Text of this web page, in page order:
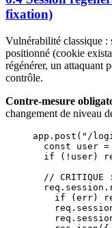
fixation)
Vulnérabilité classique :
positionné (cookie
régénérer, un attaquant
contrôle.
Contre-mesure
changement de niveau
app. post ( "/
  const
user =
  if
( ! user)
// CRITIQUE
  req.session.
    if
(err)